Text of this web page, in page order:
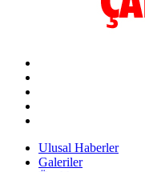
Ulusal Haberler
Galeriler